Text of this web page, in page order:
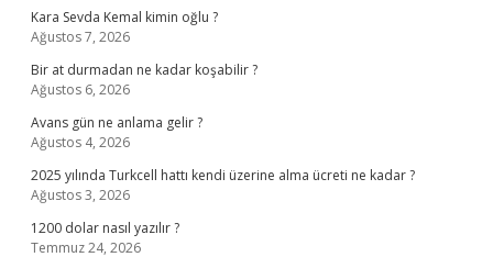
Kara Sevda Kemal kimin oğlu ?
Ağustos 7, 2026
Bir at durmadan ne kadar koşabilir ?
Ağustos 6, 2026
Avans gün ne anlama gelir ?
Ağustos 4, 2026
2025 yılında Turkcell hattı kendi üzerine alma ücreti ne kadar ?
Ağustos 3, 2026
1200 dolar nasıl yazılır ?
Temmuz 24, 2026